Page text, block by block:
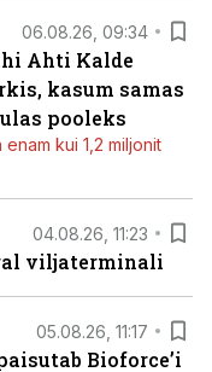
06.08.26, 09:34
Ahti Kalde
kasum samas
pooleks
kui 1,2 miljonit
04.08.26, 11:23
viljaterminali
05.08.26, 11:17
Bioforce’i